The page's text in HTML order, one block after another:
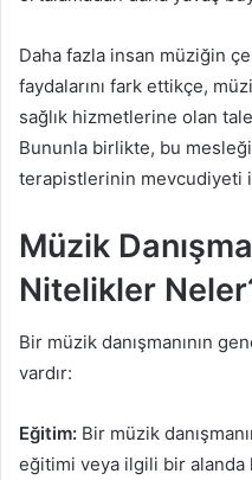
Daha fazla insan müziğin
faydalarını fark ettikçe,
sağlık hizmetlerine olan
Bununla birlikte, bu
terapistlerinin mevcudiyeti
Müzik
Nitelikler
Bir müzik danışmanının
vardır:
Eğitim: Bir müzik
eğitimi veya ilgili bir alanda